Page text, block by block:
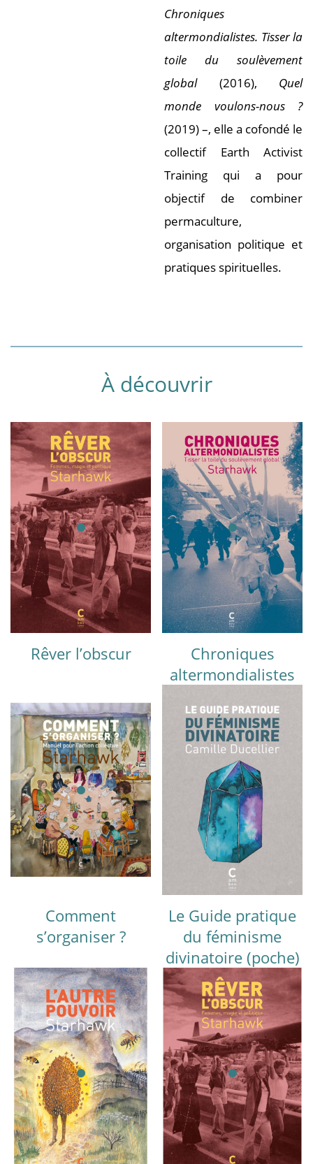
Chroniques
altermondialistes. Tisser la
toile du soulèvement
global(2016), Quel
monde voulons-nous ?
(2019) –, elle a cofondé le
collectif Earth Activist
Training qui a pour
objectif de combiner
permaculture,
organisation politique et
pratiques spirituelles.
À découvrir
Rêver l’obscur
Chroniques
altermondialistes
Comment
s’organiser ?
Le Guide pratique
du féminisme
divinatoire (poche)